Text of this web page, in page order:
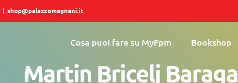
| shop@palazzomagnani.it
Cosa puoi fare su MyFpm Bookshop
Martin Bricelj Baraga